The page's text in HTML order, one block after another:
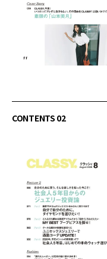
CONTENTS 02